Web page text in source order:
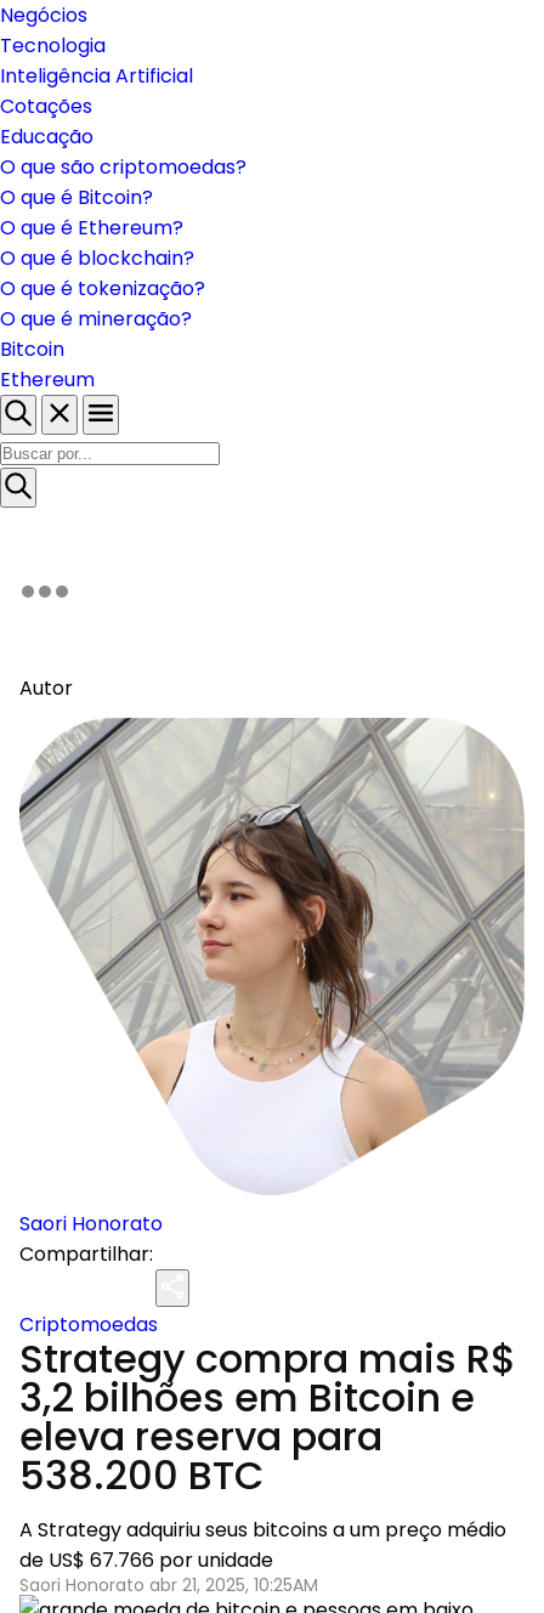
Negócios
Tecnologia
Inteligência Artificial
Cotações
Educação
O que são criptomoedas?
O que é Bitcoin?
O que é Ethereum?
O que é blockchain?
O que é tokenização?
O que é mineração?
Bitcoin
Ethereum
Autor
Saori Honorato
Compartilhar:
Criptomoedas
Strategy compra mais R$
3,2 bilhões em Bitcoin e
eleva reserva para
538.200 BTC
A Strategy adquiriu seus bitcoins a um preço médio
de US$ 67.766 por unidade
Saori Honorato abr 21, 2025, 10:25AM